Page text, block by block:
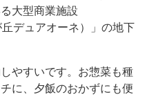
大型商業施設
デュアオーネ）」の地下
やすいです。お惣菜も種
に、夕飯のおかずにも便